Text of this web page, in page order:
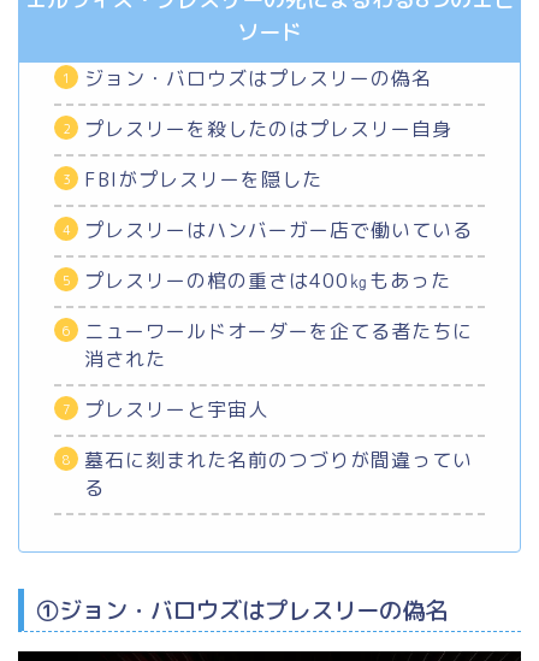
ソード
ジョン・バロウズはプレスリーの偽名
プレスリーを殺したのはプレスリー自身
FBIがプレスリーを隠した
プレスリーはハンバーガー店で働いている
プレスリーの棺の重さは400㎏もあった
ニューワールドオーダーを企てる者たちに
消された
プレスリーと宇宙人
墓石に刻まれた名前のつづりが間違ってい
る
①ジョン・バロウズはプレスリーの偽名